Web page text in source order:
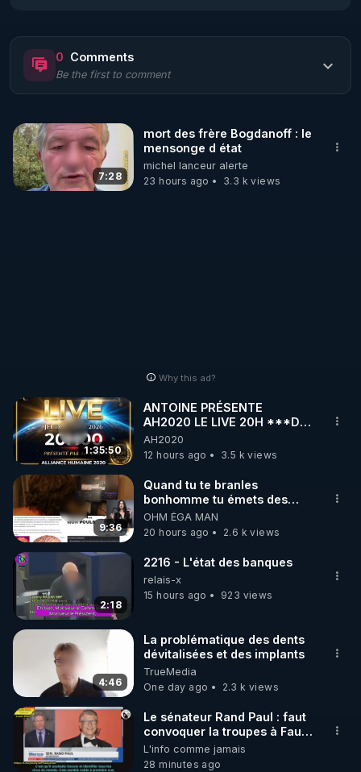
https://www.rgnr.fr/presentation.html
🌱 LE MAGAZINE RÉGÉNÈRE
🌱 LA BOUTIQUE DU MAGAZINE
Pour obtenir les anciens numéros que vous avez
🌱 INSTAGRAM
https://www.instagram.com/rdlr_thierrycasasnovas/
http://rgnr.li/instagram
🌱 LA NEWSLETTER
Pour ne pas rater l’actualité RGNR (stages,
http://rgnr.li/news
🌱 VIDÉOS NON CENSURÉES SUR ODYSEE
Toutes les vidéos Youtube sont aussi sur la
http://rgnr.li/odysee
🌱 LES STAGES EN PRÉSENTIEL
http://rgnr.li/stages
0 Comments
Be the first to comment
7:28
mort des frère Bogdanoff : le
mensonge d état
michel lanceur alerte
23 hours ago
3.3 k views
Why this ad?
1:35:50
ANTOINE PRÉSENTE
AH2020 LE LIVE 20H ***DU
06/08/2026***
AH2020
12 hours ago
3.5 k views
9:36
Quand tu te branles
bonhomme tu émets des
ondes ils ont juste omis de
t'expliquer
OHM ÉGA MAN
20 hours ago
2.6 k views
2:18
2216 - L'état des banques
relais-x
15 hours ago
923 views
4:46
La problématique des dents
dévitalisées et des implants
TrueMedia
One day ago
2.3 k views
Le sénateur Rand Paul : faut
convoquer la troupes à Fauci
puis Bille gates, famille
eugéniste de le 18 siecle ! 😒
L'info comme jamais
28 minutes ago